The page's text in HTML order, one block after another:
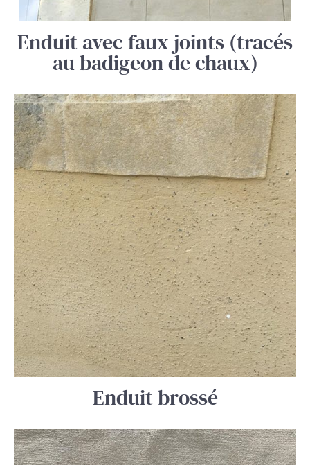
Enduit avec faux joints (tracés
au badigeon de chaux)
Enduit brossé